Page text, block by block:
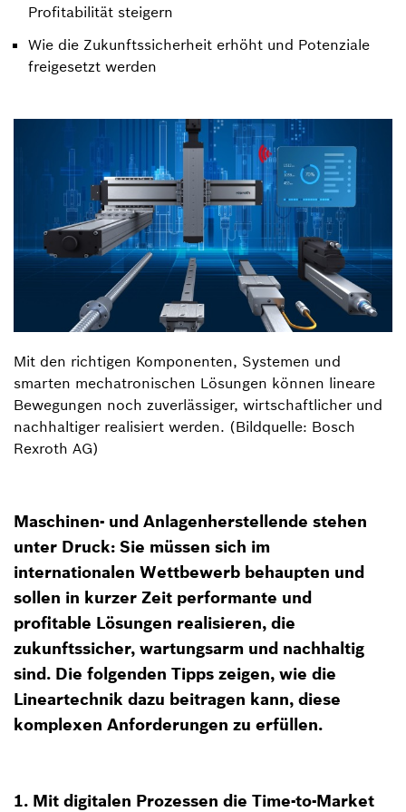
Profitabilität steigern
Wie die Zukunftssicherheit erhöht und Potenziale
freigesetzt werden
Mit den richtigen Komponenten, Systemen und
smarten mechatronischen Lösungen können lineare
Bewegungen noch zuverlässiger, wirtschaftlicher und
nachhaltiger realisiert werden. (Bildquelle: Bosch
Rexroth AG)
Maschinen- und Anlagenherstellende stehen
unter Druck: Sie müssen sich im
internationalen Wettbewerb behaupten und
sollen in kurzer Zeit performante und
profitable Lösungen realisieren, die
zukunftssicher, wartungsarm und nachhaltig
sind. Die folgenden Tipps zeigen, wie die
Lineartechnik dazu beitragen kann, diese
komplexen Anforderungen zu erfüllen.
1. Mit digitalen Prozessen die Time-to-Market